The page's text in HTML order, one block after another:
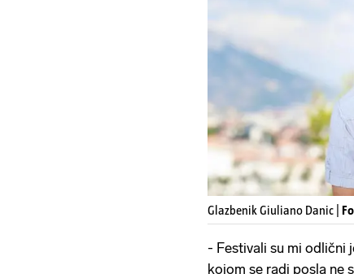
Glazbenik Giuliano Danic |
- Festivali su mi odlični
kojom se radi posla ne